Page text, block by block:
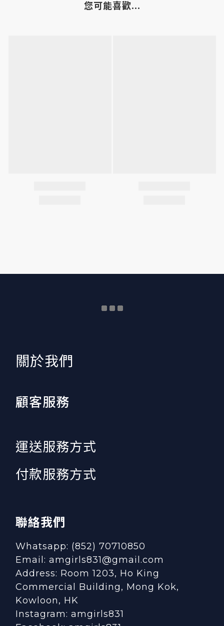
您可能喜歡...
​關於我們
顧客服務
運送服務方式
付款服務方式
聯絡我們
Whatsapp: (852) 70710850
Email: amgirls831@gmail.com
Address: Room 1203, Ho King
Commercial Building, Mong Kok,
Kowloon, HK
Instagram: amgirls831